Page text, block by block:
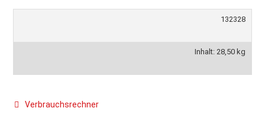
132328
Inhalt: 28,50 kg
Verbrauchsrechner